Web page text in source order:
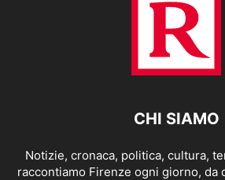
CHI SIAMO
Notizie, cronaca, politica, cultura,
raccontiamo Firenze ogni giorno, da